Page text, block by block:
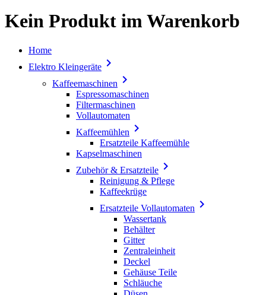
Kein Produkt im Warenkorb
Home
Elektro Kleingeräte 
Kaffeemaschinen 
Espressomaschinen
Filtermaschinen
Vollautomaten
Kaffeemühlen 
Ersatzteile Kaffeemühle
Kapselmaschinen
Zubehör & Ersatzteile 
Reinigung & Pflege
Kaffeekrüge
Ersatzteile Vollautomaten 
Wassertank
Behälter
Gitter
Zentraleinheit
Deckel
Gehäuse Teile
Schläuche